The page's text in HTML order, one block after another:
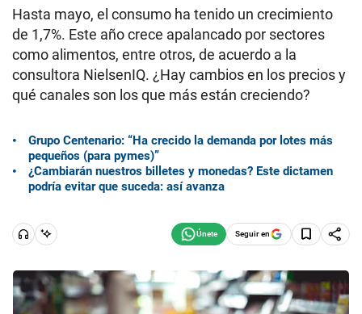
Hasta mayo, el consumo ha tenido un crecimiento
de 1,7%. Este año crece apalancado por sectores
como alimentos, entre otros, de acuerdo a la
consultora NielsenIQ. ¿Hay cambios en los precios y
qué canales son los que más están creciendo?
Grupo Centenario: “Ha crecido la demanda por lotes más
pequeños (para pymes)”
¿Cambiarán nuestros billetes y monedas? Este dictamen
podría evitar que suceda: así avanza
Seguir en